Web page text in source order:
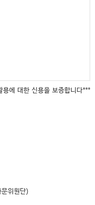
에 대한 신용을 보증합니다***
위원단)